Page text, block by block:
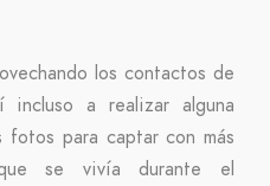
los contactos de
incluso a realizar alguna
fotos para captar con más
se vivía durante el